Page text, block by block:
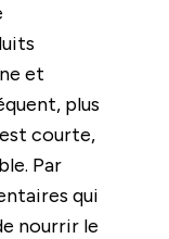
et
plus
courte,
Par
qui
nourrir le